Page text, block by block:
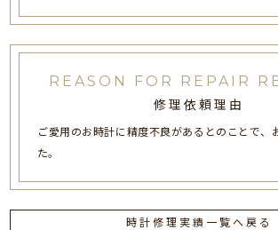
REASON FOR REPAIR
修理依頼理由
ご愛用のお時計に精度不良があるとのことで、
た。
時計修理実績一覧へ戻る